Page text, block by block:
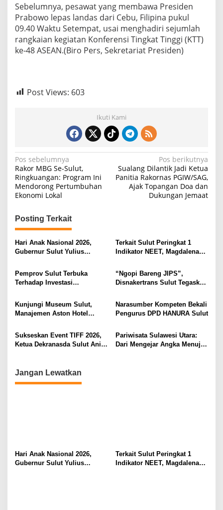
Sebelumnya, pesawat yang membawa Presiden
Prabowo lepas landas dari Cebu, Filipina pukul
09.40 Waktu Setempat, usai menghadiri sejumlah
rangkaian kegiatan Konferensi Tingkat Tinggi (KTT)
ke-48 ASEAN.(Biro Pers, Sekretariat Presiden)
Post Views: 603
Ikuti Kami
N
a
v
g
a
s
p
o
s
Pos sebelumnya
Rakor MBG Se-Sulut,
Ringkuangan: Program Ini
Mendorong Pertumbuhan
Ekonomi Lokal
Pos berikutnya
Sualang Dilantik Jadi Ketua
Panitia Rakornas PGIW/SAG,
Ajak Topangan Doa dan
Dukungan Jemaat
Posting Terkait
Hari Anak Nasional 2026,
Gubernur Sulut Yulius
Ruang Aman Bagi Anak, di
Lingkungan Fisik Maupun di
Ruang Digital
Terkait Sulut Peringkat 1
Indikator NEET, Magdalena
Secara Proposional, Agar
Tidak Timbul Persepsi Keliru
Pemprov Sulut Terbuka
Terhadap Investasi
“Ngopi Bareng JIPS”,
Disnakertrans Sulut Tegaskan
Pekerja dari Ancaman PHK
Kunjungi Museum Sulut,
Manajemen Aston Hotel
Kebudayaan Ke Wisatawan
Narasumber Kompeten Bekali
Pengurus DPD HANURA Sulut
Sukseskan Event TIFF 2026,
Ketua Dekranasda Sulut Anik
Pariwisata Sulawesi Utara:
Dari Mengejar Angka Menuju
Jangan Lewatkan
Hari Anak Nasional 2026,
Gubernur Sulut Yulius
Terkait Sulut Peringkat 1
Indikator NEET, Magdalena